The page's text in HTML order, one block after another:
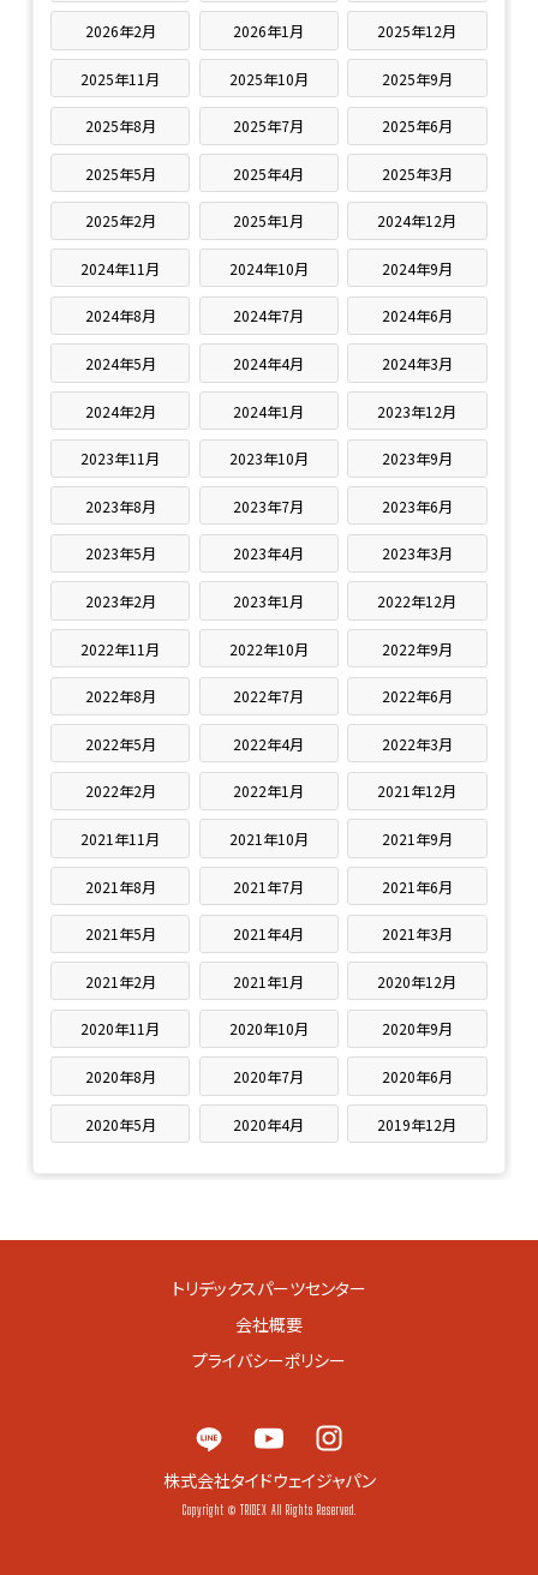
2026年2月 2026年1月 2025年12月
2025年11月 2025年10月 2025年9月
2025年8月 2025年7月 2025年6月
2025年5月 2025年4月 2025年3月
2025年2月 2025年1月 2024年12月
2024年11月 2024年10月 2024年9月
2024年8月 2024年7月 2024年6月
2024年5月 2024年4月 2024年3月
2024年2月 2024年1月 2023年12月
2023年11月 2023年10月 2023年9月
2023年8月 2023年7月 2023年6月
2023年5月 2023年4月 2023年3月
2023年2月 2023年1月 2022年12月
2022年11月 2022年10月 2022年9月
2022年8月 2022年7月 2022年6月
2022年5月 2022年4月 2022年3月
2022年2月 2022年1月 2021年12月
2021年11月 2021年10月 2021年9月
2021年8月 2021年7月 2021年6月
2021年5月 2021年4月 2021年3月
2021年2月 2021年1月 2020年12月
2020年11月 2020年10月 2020年9月
2020年8月 2020年7月 2020年6月
2020年5月 2020年4月 2019年12月
トリデックスパーツセンター
会社概要
プライバシーポリシー
株式会社タイドウェイジャパン
Copyright © TRIDEX All Rights Reserved.